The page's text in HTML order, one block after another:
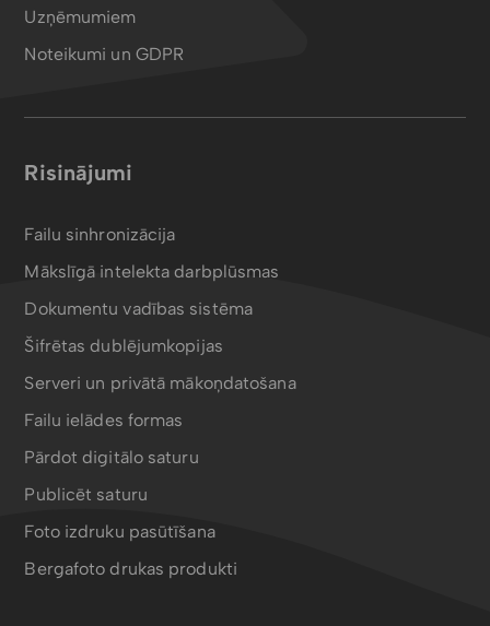
Uzņēmumiem
Noteikumi un GDPR
Risinājumi
Failu sinhronizācija
Mākslīgā intelekta darbplūsmas
Dokumentu vadības sistēma
Šifrētas dublējumkopijas
Serveri un privātā mākoņdatošana
Failu ielādes formas
Pārdot digitālo saturu
Publicēt saturu
Foto izdruku pasūtīšana
Bergafoto drukas produkti